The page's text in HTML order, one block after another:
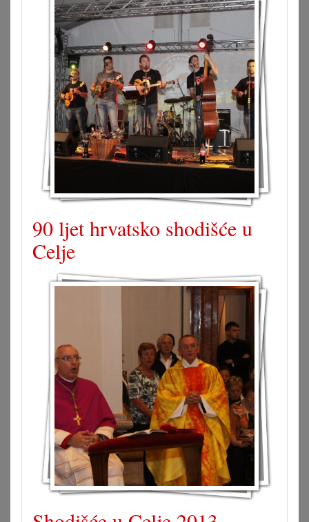
90 ljet hrvatsko shodišće u
Celje